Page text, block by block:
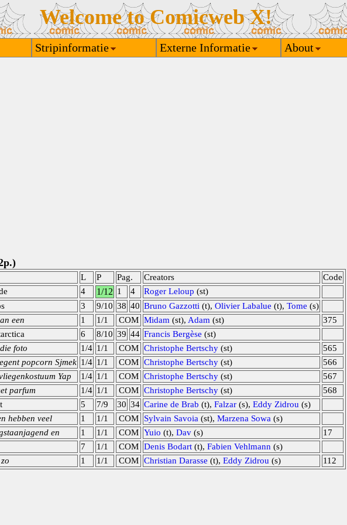
Welcome to Comicweb X!
Stripinformatie Externe Informatie About
L P Pag. Creators
Code
4 1/12 1 4 Roger Leloup (st)
3 9/10 38 40 Bruno Gazzotti (t), Olivier Labalue (t), Tome (s)
een 1 1/1 COM Midam (st), Adam (st)
375
6 8/10 39 44 Francis Bergèse (st)
foto 1/4 1/1 COM Christophe Bertschy (st)
565
popcorn Sjmek 1/4 1/1 COM Christophe Bertschy (st)
566
Yap 1/4 1/1 COM Christophe Bertschy (st)
567
parfum 1/4 1/1 COM Christophe Bertschy (st)
568
5 7/9 30 34 Carine de Brab (t), Falzar (s), Eddy Zidrou (s)
hebben veel 1 1/1 COM Sylvain Savoia (st), Marzena Sowa (s)
en 1 1/1 COM Yuio (t), Dav (s)
17
7 1/1 COM Denis Bodart (t), Fabien Vehlmann (s)
1 1/1 COM Christian Darasse (t), Eddy Zidrou (s) 112